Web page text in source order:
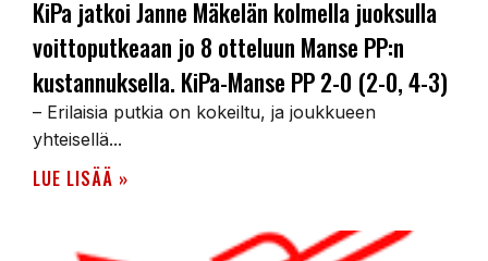
KiPa jatkoi Janne Mäkelän kolmella juoksulla
voittoputkeaan jo 8 otteluun Manse PP:n
kustannuksella. KiPa-Manse PP 2-0 (2-0, 4-3)
– Erilaisia putkia on kokeiltu, ja joukkueen
yhteisellä...
LUE LISÄÄ »